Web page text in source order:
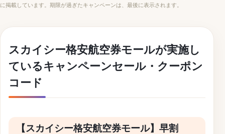
に掲載しています。期限が過ぎたキャンペーンは、最後に表示されます。
スカイシー格安航空券モールが実施し
ているキャンペーンセール・クーポン
コード
【スカイシー格安航空券モール】早割